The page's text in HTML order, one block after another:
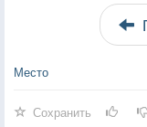
Место
Сохранить